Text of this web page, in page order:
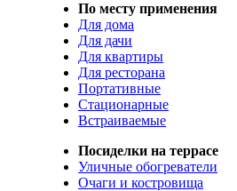
По месту применения
Для дома
Для дачи
Для квартиры
Для ресторана
Портативные
Стационарные
Встраиваемые
Посиделки на террасе
Уличные обогреватели
Очаги и костровища